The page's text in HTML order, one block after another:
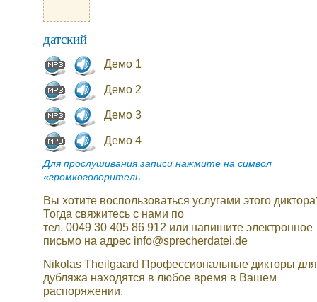
датский
Демо 1
Демо 2
Демо 3
Демо 4
Для прослушивания записи нажмите на символ
«громкоговоритель
Вы хотите воспользоваться услугами этого
Тогда свяжитесь с нами по
тел. 0049 30 405 86 912 или напишите электронное
письмо на адрес info@sprecherdatei.de
Nikolas Theilgaard Профессиональные дикторы для
дубляжа находятся в любое время в Вашем
распоряжении.